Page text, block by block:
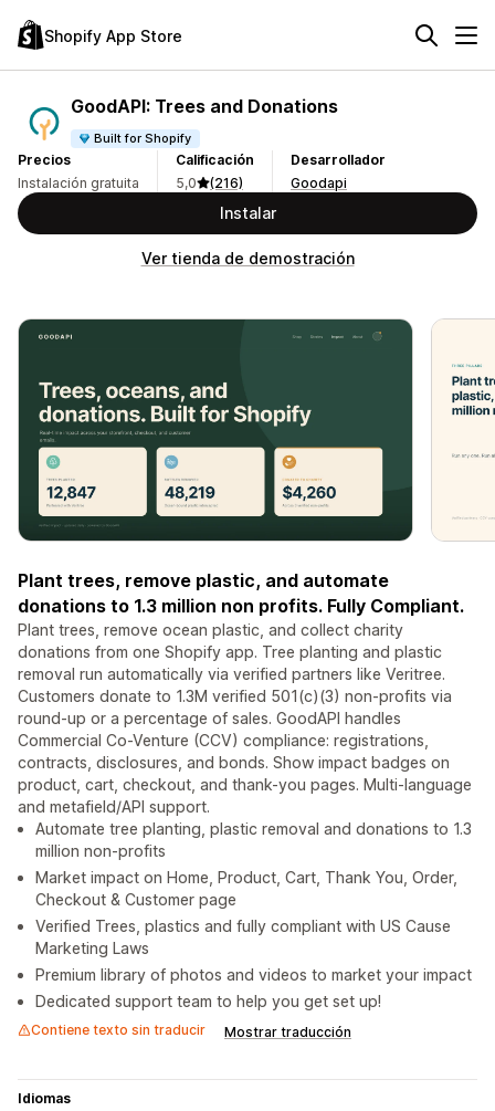
Shopify App Store
GoodAPI: Trees and Donations
Built for Shopify
Precios
Instalación gratuita
Calificación
5,0
(216)
Desarrollador
Goodapi
Instalar
Ver tienda de demostración
Plant trees, remove plastic, and automate
donations to 1.3 million non profits. Fully Compliant.
Plant trees, remove ocean plastic, and collect charity
donations from one Shopify app. Tree planting and plastic
removal run automatically via verified partners like Veritree.
Customers donate to 1.3M verified 501(c)(3) non-profits via
round-up or a percentage of sales. GoodAPI handles
Commercial Co-Venture (CCV) compliance: registrations,
contracts, disclosures, and bonds. Show impact badges on
product, cart, checkout, and thank-you pages. Multi-language
and metafield/API support.
Automate tree planting, plastic removal and donations to 1.3
million non-profits
Market impact on Home, Product, Cart, Thank You, Order,
Checkout & Customer page
Verified Trees, plastics and fully compliant with US Cause
Marketing Laws
Premium library of photos and videos to market your impact
Dedicated support team to help you get set up!
Contiene texto sin traducir Mostrar traducción
Idiomas